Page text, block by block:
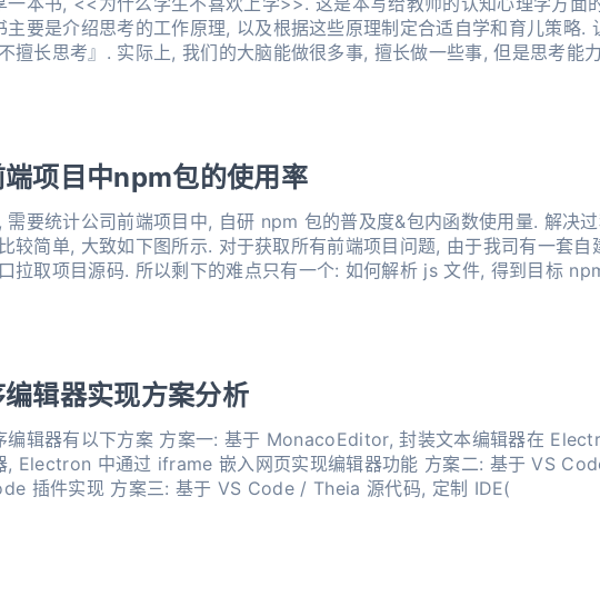
介绍思考的工作原理, 以及根据这些原理制定合适自学和育儿策略. 让我们先从第一个事实开始:
不擅长思考』. 实际上, 我们的大脑能做很多事, 擅长做一些事, 但是思考能
端项目中npm包的使用率
需要统计公司前端项目中, 自研 npm 包的普及度&包内函数使用量. 解决
获取所有前端项目问题, 由于我司有一套自建的公共前端打包平台, 可以
拉取项目源码. 所以剩下的难点只有一个: 如何解析 js 文件, 得到目标
: b
辑器实现方案分析
编辑器有以下方案 方案一: 基于 MonacoEditor, 封装文本编辑器在
, Electron 中通过 iframe 嵌入网页实现编辑器功能 方案二: 基于 VS
插件实现 方案三: 基于 VS Code / Theia 源代码, 定制 IDE(